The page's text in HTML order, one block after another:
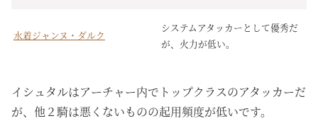
水着ジャンヌ・ダルク
システムアタッカーとして優秀だ
が、火力が低い。
イシュタルはアーチャー内でトップクラスのアタッカーだ
が、他２騎は悪くないものの起用頻度が低いです。